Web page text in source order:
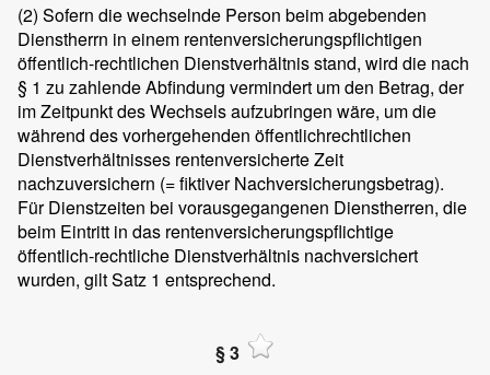
(2) Sofern die wechselnde Person beim abgebenden
Dienstherrn in einem rentenversicherungspflichtigen
öffentlich-rechtlichen Dienstverhältnis stand, wird die nach
§ 1 zu zahlende Abfindung vermindert um den Betrag, der
im Zeitpunkt des Wechsels aufzubringen wäre, um die
während des vorhergehenden öffentlichrechtlichen
Dienstverhältnisses rentenversicherte Zeit
nachzuversichern (= fiktiver Nachversicherungsbetrag).
Für Dienstzeiten bei vorausgegangenen Dienstherren, die
beim Eintritt in das rentenversicherungspflichtige
öffentlich-rechtliche Dienstverhältnis nachversichert
wurden, gilt Satz 1 entsprechend.
§ 3